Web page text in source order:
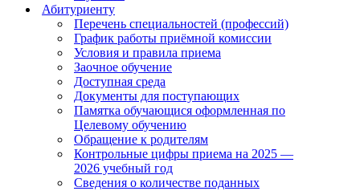
Абитуриенту
Перечень специальностей (профессий)
График работы приёмной комиссии
Условия и правила приема
Заочное обучение
Доступная среда
Документы для поступающих
Памятка обучающися оформленная по
Целевому обучению
Обращение к родителям
Контрольные цифры приема на 2025 —
2026 учебный год
Сведения о количестве поданных